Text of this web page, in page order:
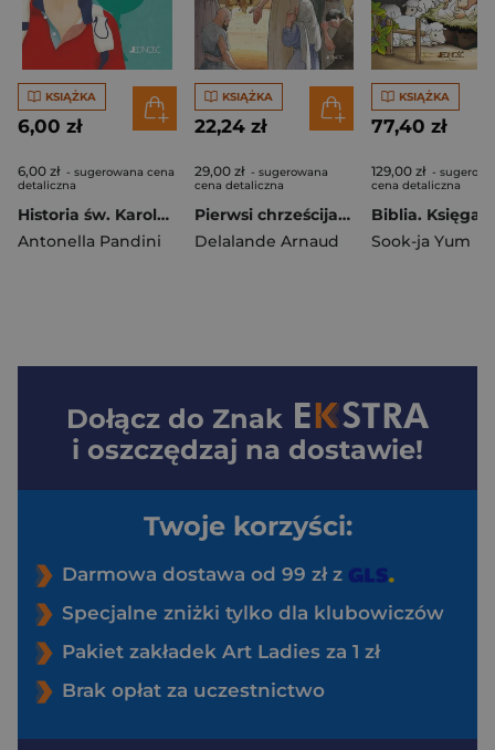
KSIĄŻKA
6,00 zł
6,00 zł - sugerowana cena
detaliczna
Historia św. Karola Acutisa
Antonella Pandini
KSIĄŻKA
22,24 zł
29,00 zł - sugerowana
cena detaliczna
Pierwsi chrześcijanie
Delalande Arnaud
KSIĄŻKA
77,40 zł
129,00 zł -
cena detaliczna
Sook-ja Yum
Dołącz do Znak
i oszczędzaj na dostawie!
Twoje korzyści:
Darmowa dostawa od 99 zł z
Specjalne zniżki tylko dla klubowiczów
Pakiet zakładek Art Ladies za 1 zł
Brak opłat za uczestnictwo